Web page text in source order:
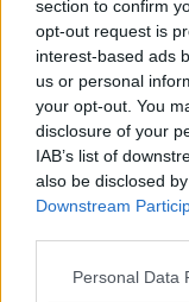
section to confirm
opt-out request is
interest-based ads
us or personal
your opt-out. You
disclosure of your
IAB’s list of
also be disclosed
Downstream
Please note that
Personal Data
Scrivi recensione